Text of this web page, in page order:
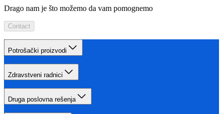
Drago nam je što možemo da vam pomognemo
Contact
Potrošački proizvodi
Zdravstveni radnici
Druga poslovna rešenja